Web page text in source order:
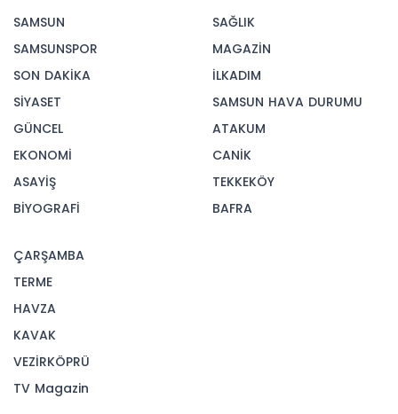
SAMSUN
SAMSUNSPOR
SON DAKİKA
SİYASET
GÜNCEL
EKONOMİ
ASAYİŞ
BİYOGRAFİ
SAĞLIK
MAGAZİN
İLKADIM
SAMSUN HAVA DURUMU
ATAKUM
CANİK
TEKKEKÖY
BAFRA
ÇARŞAMBA
TERME
HAVZA
KAVAK
VEZİRKÖPRÜ
TV Magazin